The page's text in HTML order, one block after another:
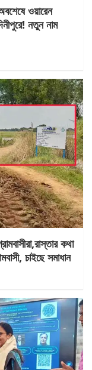
ওয়ারেন
নতুন নাম
কথা
চাইছে সমাধান